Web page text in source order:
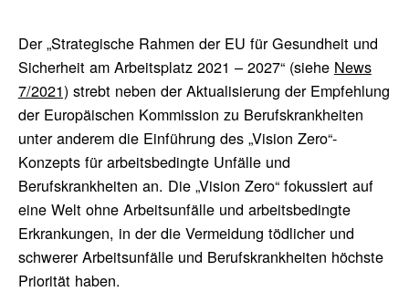
Der „Strategische Rahmen der EU für Gesundheit und
Sicherheit am Arbeitsplatz 2021 – 2027“ (siehe News
7/2021)strebt neben der Aktualisierung der Empfehlung
der Europäischen Kommission zu Berufskrankheiten
unter anderem die Einführung des „Vision Zero“-
Konzepts für arbeitsbedingte Unfälle und
Berufskrankheiten an. Die „Vision Zero“ fokussiert auf
eine Welt ohne Arbeitsunfälle und arbeitsbedingte
Erkrankungen, in der die Vermeidung tödlicher und
schwerer Arbeitsunfälle und Berufskrankheiten höchste
Priorität haben.